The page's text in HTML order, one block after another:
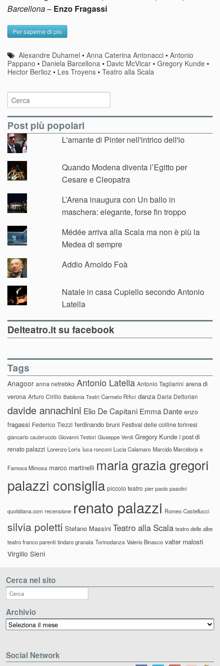
Barcellona– Enzo Fragassi
Per saperne di più
Alexandre Duhamel •Anna Caterina Antonacci •Antonio
Pappano • Daniela Barcellona • Davic McVicar • Gregory Kunde •
Hector Berlioz • Les Troyens • Teatro alla Scala
Post più popolari
L'amante di Pinter nell'intrico dell'io
Quando Modena diventa l’Egitto per
Cesare e Cleopatra
L’Arena inaugura con Un ballo in
maschera: elegante, forse fin troppo
Médée arriva alla Scala ma non è più la
Medea di sempre
Addio Arnoldo Foà
Natale in casa Cupiello secondo Antonio
Latella
Delteatro.it su facebook
Tags
Anagoor anna netrebko Antonio Latella Antonio Tagliarini arena di
verona Arturo Cirillo Babilonia Teatri Carmelo Rifici danza Daria Deflorian
davide annachini Elio De Capitani Emma Dante enzo
fragassi Federico Tiezzi ferdinando bruni Festival delle colline torinesi
giancarlo cauteruccio Giovanni Testori Giuseppe Verdi Gregory Kunde i post di
renato palazzi Lorenzo Loris luca ronconi Lucia Calamaro Marcido Marcidorjs e
Famosa Mimosa marco martinelli maria grazia gregori
palazzi consiglia piccolo teatro pier paolo pasolini
quotidiana.com recensione renato palazzi Romeo Castellucci
silvia poletti Stefano Massini Teatro alla Scala teatro delle albe
teatro franco parenti tindaro granata Torinodanza Valerio Binasco valter malosti
Virgilio Sieni
Cerca nel sito
Archivio
Archivio
Social Network